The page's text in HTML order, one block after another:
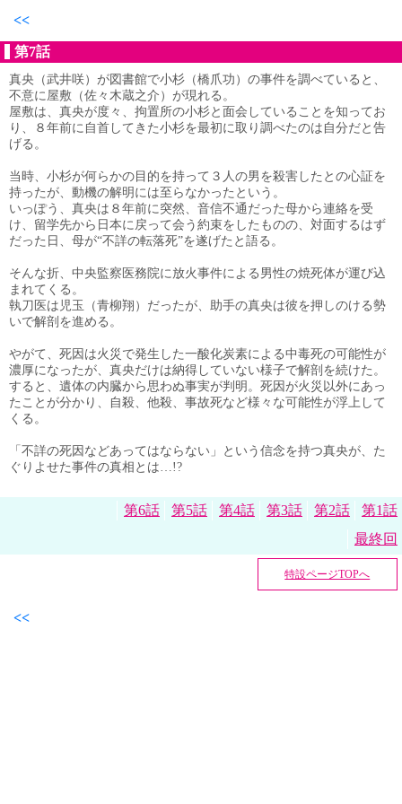
<<
第7話
真央（武井咲）が図書館で小杉（橋爪功）の事件を調べていると、
不意に屋敷（佐々木蔵之介）が現れる。
屋敷は、真央が度々、拘置所の小杉と面会していることを知ってお
り、８年前に自首してきた小杉を最初に取り調べたのは自分だと告
げる。
当時、小杉が何らかの目的を持って３人の男を殺害したとの心証を
持ったが、動機の解明には至らなかったという。
いっぽう、真央は８年前に突然、音信不通だった母から連絡を受
け、留学先から日本に戻って会う約束をしたものの、対面するはず
だった日、母が“不詳の転落死”を遂げたと語る。
そんな折、中央監察医務院に放火事件による男性の焼死体が運び込
まれてくる。
執刀医は児玉（青柳翔）だったが、助手の真央は彼を押しのける勢
いで解剖を進める。
やがて、死因は火災で発生した一酸化炭素による中毒死の可能性が
濃厚になったが、真央だけは納得していない様子で解剖を続けた。
すると、遺体の内臓から思わぬ事実が判明。死因が火災以外にあっ
たことが分かり、自殺、他殺、事故死など様々な可能性が浮上して
くる。
「不詳の死因などあってはならない」という信念を持つ真央が、た
ぐりよせた事件の真相とは…!?
第1話
第2話
第3話
第4話
第5話
第6話
最終回
特設ページTOPへ
<<